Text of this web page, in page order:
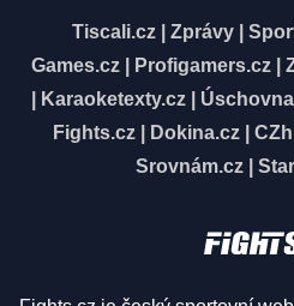
Tiscali.cz Zprávy
Games.cz
Profigamers.cz
Karaoketexty.cz|
Fights.cz
Dokina.cz
Srovnám.cz